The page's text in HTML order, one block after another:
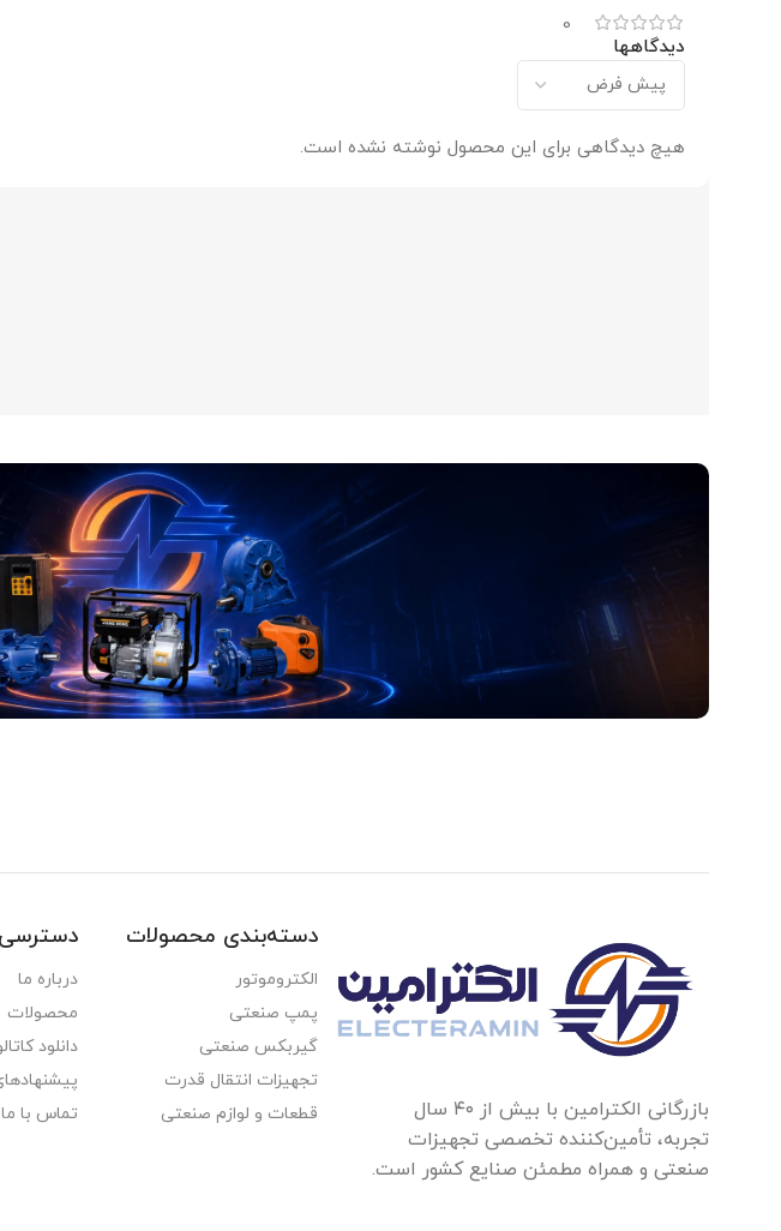
0
دیدگاهها
هیچ دیدگاهی برای این محصول نوشته نشده است.
Read more
بازرگانی الکترامین با بیش از ۴۰ سال
تجربه، تأمین‌کننده تخصصی تجهیزات
صنعتی و همراه مطمئن صنایع کشور است.
دسته‌بندی محصولات
الکتروموتور
پمپ صنعتی
گیربکس صنعتی
تجهیزات انتقال قدرت
قطعات و لوازم صنعتی
درباره ما
محصولات
دانلود
تماس با ما